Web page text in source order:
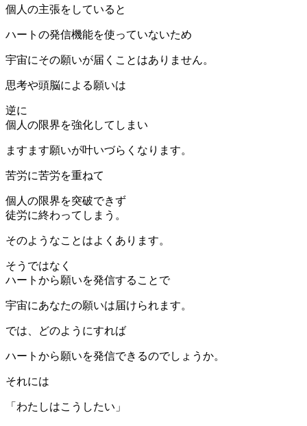
個人の主張をしていると
ハートの発信機能を使っていないため
宇宙にその願いが届くことはありません。
思考や頭脳による願いは
逆に
個人の限界を強化してしまい
ますます願いが叶いづらくなります。
苦労に苦労を重ねて
個人の限界を突破できず
徒労に終わってしまう。
そのようなことはよくあります。
そうではなく
ハートから願いを発信することで
宇宙にあなたの願いは届けられます。
では、どのようにすれば
ハートから願いを発信できるのでしょうか。
それには
「わたしはこうしたい」